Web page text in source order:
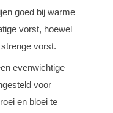
goed bij warme
vorst, hoewel
vorst.
evenwichtige
voor
en bloei te